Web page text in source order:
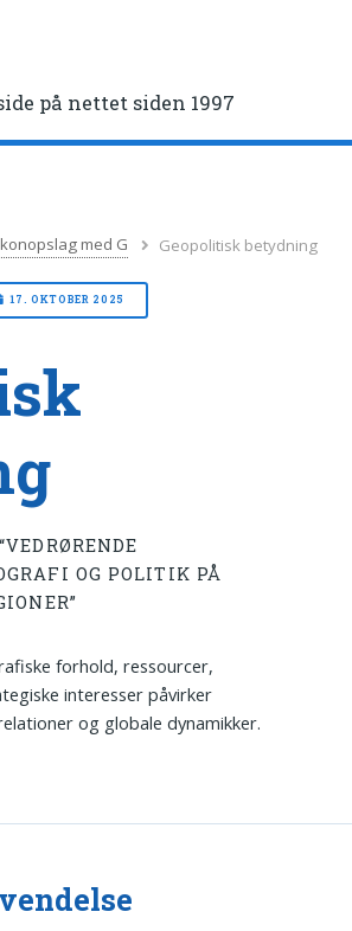
på nettet siden 1997
med G Geopolitisk betydning
17. OKTOBER 2025
OG POLITIK PÅ
forhold, ressourcer,
interesser påvirker
og globale dynamikker.